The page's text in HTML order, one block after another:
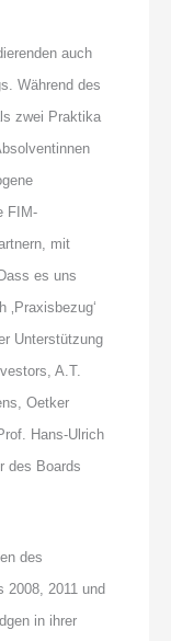
auch
Während des
zwei Praktika
FIM-
mit
es uns
Unterstützung
A.T.
Oetker
Hans-Ulrich
des Boards
des
2008, 2011 und
in ihrer